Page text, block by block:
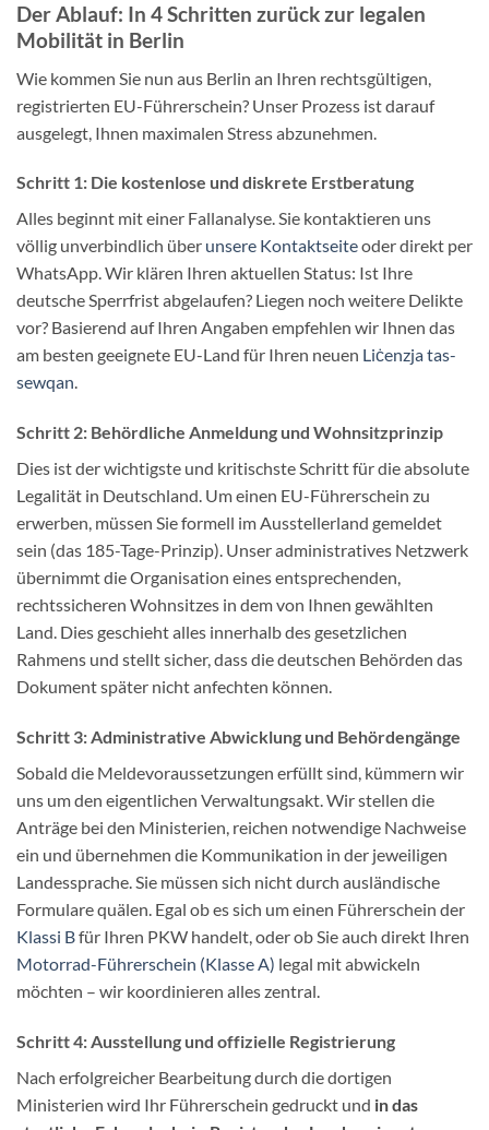
Der Ablauf: In 4 Schritten zurück zur legalen
Mobilität in Berlin
Wie kommen Sie nun aus Berlin an Ihren rechtsgültigen,
registrierten EU-Führerschein? Unser Prozess ist darauf
ausgelegt, Ihnen maximalen Stress abzunehmen.
Schritt 1: Die kostenlose und diskrete Erstberatung
Alles beginnt mit einer Fallanalyse. Sie kontaktieren uns
völlig unverbindlich über unsere Kontaktseiteoder direkt per
WhatsApp. Wir klären Ihren aktuellen Status: Ist Ihre
deutsche Sperrfrist abgelaufen? Liegen noch weitere Delikte
vor? Basierend auf Ihren Angaben empfehlen wir Ihnen das
am besten geeignete EU-Land für Ihren neuen Liċenzja tas-
sewqan.
Schritt 2: Behördliche Anmeldung und Wohnsitzprinzip
Dies ist der wichtigste und kritischste Schritt für die absolute
Legalität in Deutschland. Um einen EU-Führerschein zu
erwerben, müssen Sie formell im Ausstellerland gemeldet
sein (das 185-Tage-Prinzip). Unser administratives Netzwerk
übernimmt die Organisation eines entsprechenden,
rechtssicheren Wohnsitzes in dem von Ihnen gewählten
Land. Dies geschieht alles innerhalb des gesetzlichen
Rahmens und stellt sicher, dass die deutschen Behörden das
Dokument später nicht anfechten können.
Schritt 3: Administrative Abwicklung und Behördengänge
Sobald die Meldevoraussetzungen erfüllt sind, kümmern wir
uns um den eigentlichen Verwaltungsakt. Wir stellen die
Anträge bei den Ministerien, reichen notwendige Nachweise
ein und übernehmen die Kommunikation in der jeweiligen
Landessprache. Sie müssen sich nicht durch ausländische
Formulare quälen. Egal ob es sich um einen Führerschein der
Klassi Bfür Ihren PKW handelt, oder ob Sie auch direkt Ihren
Motorrad-Führerschein (Klasse A) legal mit abwickeln
möchten – wir koordinieren alles zentral.
Schritt 4: Ausstellung und offizielle Registrierung
Nach erfolgreicher Bearbeitung durch die dortigen
Ministerien wird Ihr Führerschein gedruckt und in das